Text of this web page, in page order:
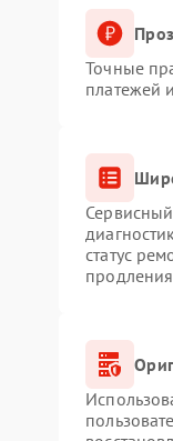
Точные
платежей
статус